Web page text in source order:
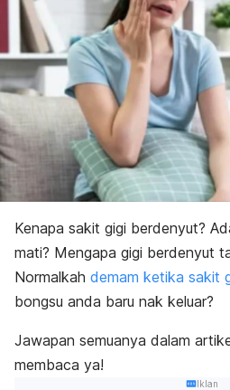
Kenapa sakit gigi berdenyut?
mati? Mengapa gigi berdenyut
Normalkah demam ketika sakit
bongsu anda baru nak keluar?
Jawapan semuanya dalam
membaca ya!
Iklan